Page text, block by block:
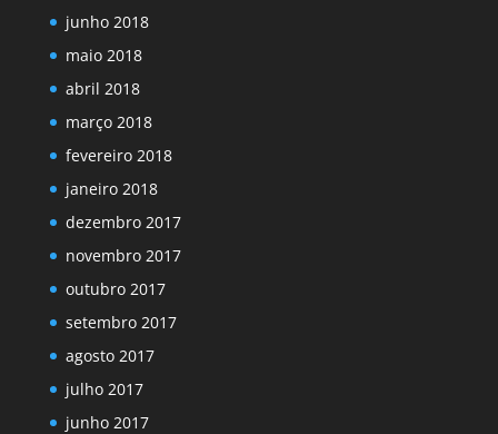
junho 2018
maio 2018
abril 2018
março 2018
fevereiro 2018
janeiro 2018
dezembro 2017
novembro 2017
outubro 2017
setembro 2017
agosto 2017
julho 2017
junho 2017